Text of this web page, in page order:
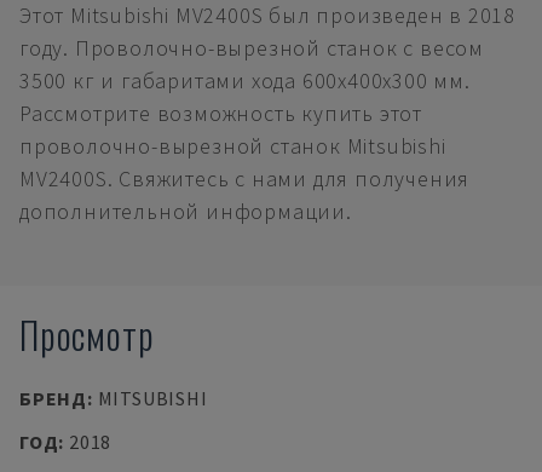
Этот Mitsubishi MV2400S был произведен в 2018
году. Проволочно-вырезной станок с весом
3500 кг и габаритами хода 600х400х300 мм.
Рассмотрите возможность купить этот
проволочно-вырезной станок Mitsubishi
MV2400S. Свяжитесь с нами для получения
дополнительной информации.
Просмотр
БРЕНД: MITSUBISHI
ГОД: 2018